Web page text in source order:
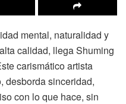
mental, naturalidad y
calidad, llega Shuming
carismático artista
desborda sinceridad,
con lo que hace, sin